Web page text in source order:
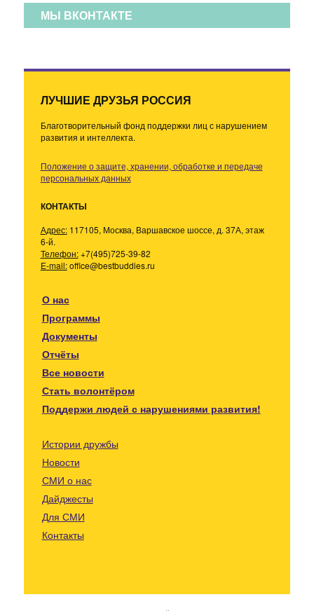
МЫ ВКОНТАКТЕ
ЛУЧШИЕ ДРУЗЬЯ РОССИЯ
Благотворительный фонд поддержки лиц с нарушением
развития и интеллекта.
Положение о защите, хранении, обработке и передаче
персональных данных
КОНТАКТЫ
Адрес:117105, Москва, Варшавское шоссе, д. 37А, этаж
6-й.
Телефон:+7(495)725-39-82
E-mail:office@bestbuddies.ru
О нас
Программы
Документы
Отчёты
Все новости
Стать волонтёром
Поддержи людей с нарушениями развития!
Истории дружбы
Новости
СМИ о нас
Дайджесты
Для СМИ
Контакты